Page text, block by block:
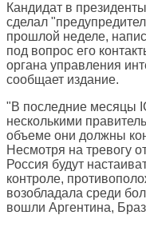
Кандидат в
сделал
прошлой неделе,
под вопрос его
органа управления
сообщает издание.
"В последние месяцы
несколькими
объеме они должны
Несмотря на тревогу
Россия будут
контроле,
возобладала среди
вошли Аргентина,